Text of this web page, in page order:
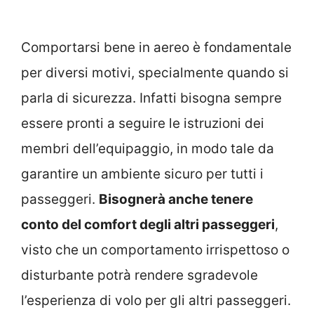
Comportarsi bene in aereo è fondamentale
per diversi motivi, specialmente quando si
parla di sicurezza. Infatti bisogna sempre
essere pronti a seguire le istruzioni dei
membri dell’equipaggio, in modo tale da
garantire un ambiente sicuro per tutti i
passeggeri. Bisognerà anche tenere
conto del comfort degli altri passeggeri,
visto che un comportamento irrispettoso o
disturbante potrà rendere sgradevole
l’esperienza di volo per gli altri passeggeri.